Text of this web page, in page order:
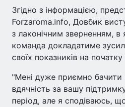
Згідно з інформацією,
Forzaroma.info, Довбик
з лаконічним зверненням,
команда докладатиме
своїх показників на початку
"Мені дуже приємно бачити
вдячність за вашу
період, але я сподіваюсь,